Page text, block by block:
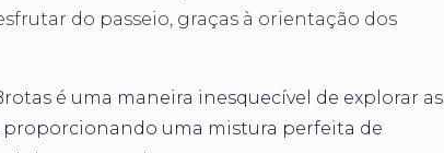
do passeio, graças à orientação dos
é uma maneira inesquecível de explorar as
proporcionando uma mistura perfeita de